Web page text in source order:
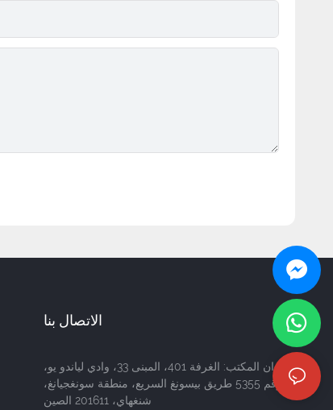
الاتصال بنا
عنوان المكتب: الغرفة 401، المبنى 33، وادي لياندو يو،
رقم 5355 طريق بيسونغ السريع، منطقة سونغجيانغ،
شنغهاي، 201611 الصين